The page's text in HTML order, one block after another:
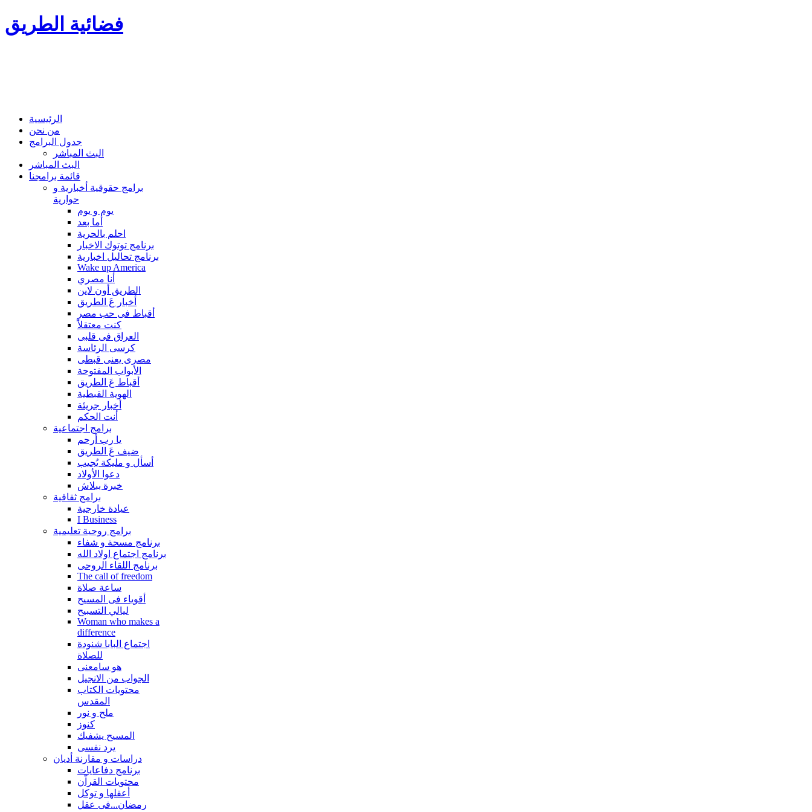
فضائية الطريق
الرئيسية
من نحن
جدول البرامج
البث المباشر
البث المباشر
قائمة برامجنا
برامج حقوقية أخبارية و
حوارية
يوم و يوم
أما بعد
احلم بالحرية
برنامج توتوك الاخبار
برنامج تحاليل اخبارية
Wake up America
أنا مصري
الطريق أون لاين
أخبار عَ الطريق
أقباط فى حب مصر
كنت معتقلاً
العراق فى قلبى
كرسى الرئاسة
مصرى يعنى قبطى
الأبواب المفتوحة
أقباط عَ الطريق
الهوية القبطية
أخبار جريئة
أنت الحكم
برامج اجتماعية
يا رب أرحم
ضيف عَ الطريق
أسأل و مليكة يُجيب
دعوا الأولاد
خبرة ببلاش
برامج ثقافية
عيادة خارجية
I Business
برامج روحية تعليمية
برنامج مسحة و شفاء
برنامج اجتماع اولاد الله
برنامج اللقاء الروحى
The call of freedom
ساعة صلاة
أقوياء فى المسيح
ليالي التسبيح
Woman who makes a
difference
اجتماع البابا شنودة
للصلاة
هو سامعنى
الجواب من الانجيل
محتويات الكتاب
المقدس
ملح و نور
كنوز
المسيح يشفيك
يرد نفسى
دراسات و مقارنة أديان
برنامج دفاعايات
محتويات القراّن
أعقلها و توكل
رمضان...فى عقل